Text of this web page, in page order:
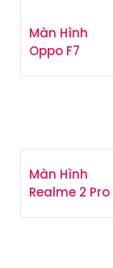
Màn Hình
Oppo F7
Màn Hình
Realme 2 Pro